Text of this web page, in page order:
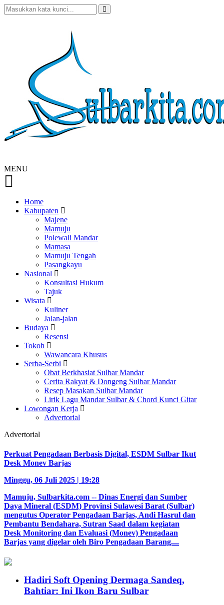
MENU
Home
Kabupaten
Majene
Mamuju
Polewali Mandar
Mamasa
Mamuju Tengah
Pasangkayu
Nasional
Konsultasi Hukum
Tajuk
Wisata
Kuliner
Jalan-jalan
Budaya
Resensi
Tokoh
Wawancara Khusus
Serba-Serbi
Obat Berkhasiat Sulbar Mandar
Cerita Rakyat & Dongeng Sulbar Mandar
Resep Masakan Sulbar Mandar
Lirik Lagu Mandar Sulbar & Chord Kunci Gitar
Lowongan Kerja
Advertorial
Advertorial
Perkuat Pengadaan Berbasis Digital, ESDM Sulbar Ikut
Desk Monev Barjas
Minggu, 06 Juli 2025 | 19:28
Mamuju, Sulbarkita.com -- Dinas Energi dan Sumber
Daya Mineral (ESDM) Provinsi Sulawesi Barat (Sulbar)
mengutus Operator Pengadaan Barjas, Andi Hasrul dan
Pembantu Bendahara, Sutran Saad dalam kegiatan
Desk Monitoring dan Evaluasi (Monev) Pengadaan
Barjas yang digelar oleh Biro Pengadaan Barang....
Hadiri Soft Opening Dermaga Sandeq,
Bahtiar: Ini Ikon Baru Sulbar